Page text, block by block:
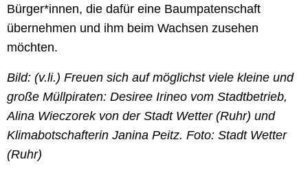
Bürger*innen, die dafür eine Baumpatenschaft
übernehmen und ihm beim Wachsen zusehen
möchten.
Bild: (v.li.) Freuen sich auf möglichst viele kleine und
große Müllpiraten: Desiree Irineo vom Stadtbetrieb,
Alina Wieczorek von der Stadt Wetter (Ruhr) und
Klimabotschafterin Janina Peitz. Foto: Stadt Wetter
(Ruhr)